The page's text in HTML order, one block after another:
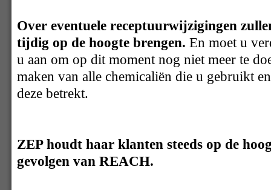
Over eventuele receptuurwijzigingen
tijdig op de hoogte brengen. En moet u
u aan om op dit moment nog niet meer te
maken van alle chemicaliën die u gebruikt
deze betrekt.
ZEP houdt haar klanten steeds op de
gevolgen van REACH.